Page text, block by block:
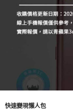
快速變現懶人包